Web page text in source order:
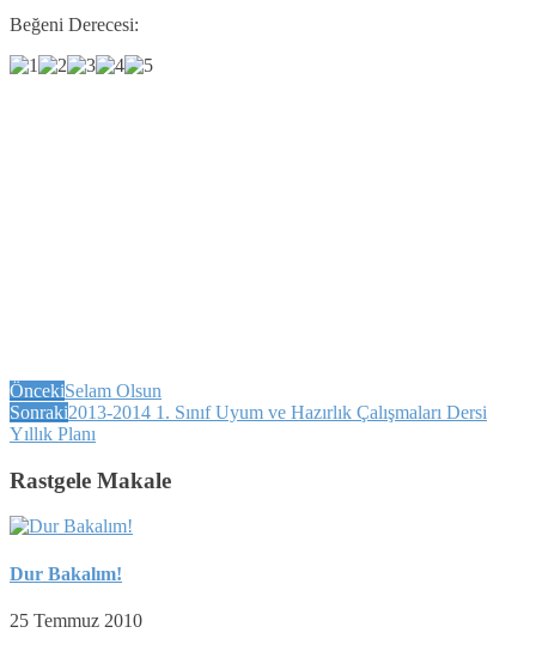
Beğeni Derecesi:
ÖncekiSelam Olsun
Sonraki2013-2014 1. Sınıf Uyum ve Hazırlık Çalışmaları Dersi
Yıllık Planı
Rastgele Makale
Dur Bakalım!
25 Temmuz 2010